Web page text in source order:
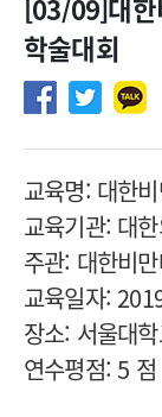
[명지병원] 하반기
[03/09]대한
학술대회
교육명: 대한
교육기관: 대
주관: 대한비
교육일자:
장소: 서울대
연수평점: 5 점